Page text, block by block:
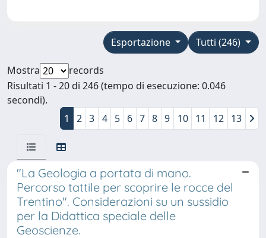
Tutti (246)
Esportazione
Mostra
records
Risultati 1 - 20 di 246 (tempo di esecuzione: 0.046
secondi).
1
2 3 4 5 6 7 8 9 10 11 12 13
"La Geologia a portata di mano.
Percorso tattile per scoprire le rocce del
Trentino". Considerazioni su un sussidio
per la Didattica speciale delle
Geoscienze.